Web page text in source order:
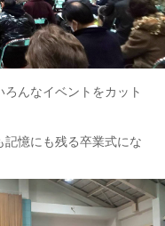
んなイベントをカット
記憶にも残る卒業式にな